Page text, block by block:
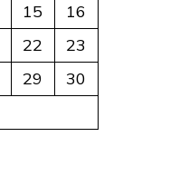
15
16
22
23
29
30